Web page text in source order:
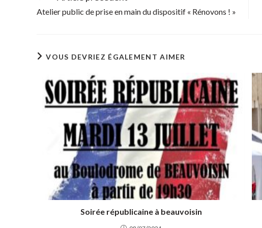
articles
Atelier public de prise en main du dispositif « Rénovons ! »
VOUS DEVRIEZ ÉGALEMENT AIMER
Soirée républicaine à beauvoisin